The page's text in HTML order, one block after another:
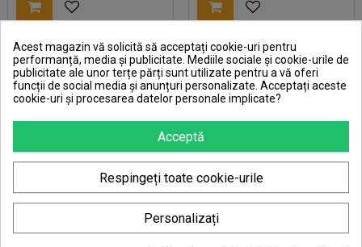
Set creativ copii - Geode
galaxie cu display unicorn
Pret
83,00 RON
Set creativ copii Beedz -
Margele de calcat cu
unicorni si printese
Pret
81,00 RON
Acest magazin vă solicită să acceptați cookie-uri pentru
performanță, media și publicitate. Mediile sociale și cookie-urile de
publicitate ale unor terțe părți sunt utilizate pentru a vă oferi
funcții de social media și anunțuri personalizate. Acceptați aceste
cookie-uri și procesarea datelor personale implicate?
Acceptă
Respingeți toate cookie-urile
Personalizați